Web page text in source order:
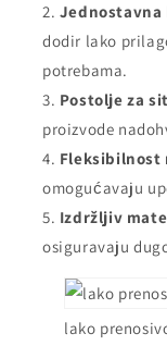
dodir lako
potrebama.
Postolje za
proizvode
Fleksibilnost
omogućavaju
Izdržljiv
osiguravaju
lako